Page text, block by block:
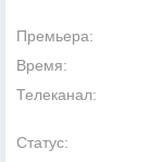
Премьера:
Время:
Телеканал:
Статус: